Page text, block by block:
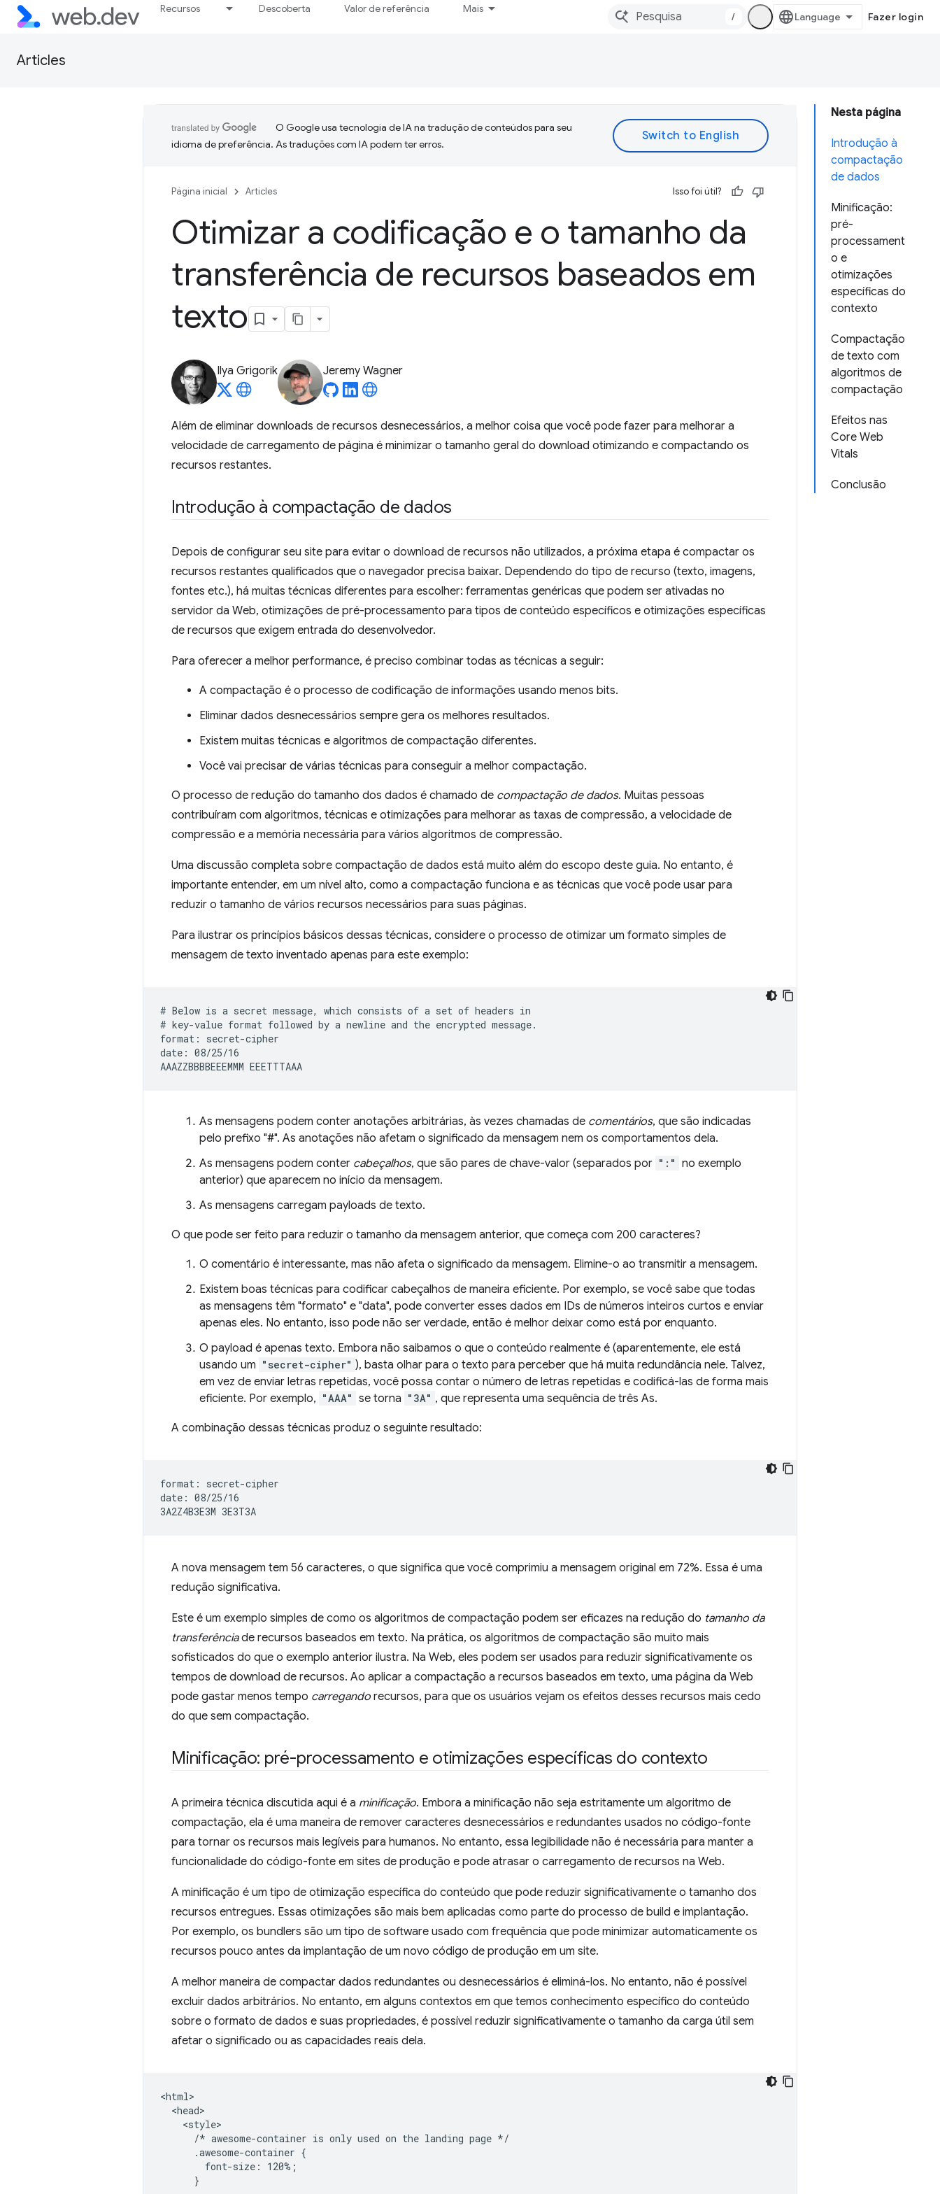
Recursos Descoberta Valor de referência Mais
/ Fazer login
Articles
Nesta página
Introdução à
compactação
de dados
Minificação:
pré-
processament
o e
otimizações
específicas do
contexto
Compactação
de texto com
algoritmos de
compactação
Efeitos nas
Core Web
Vitals
Conclusão
O Google usa tecnologia de IA na tradução de conteúdos para seu
idioma de preferência. As traduções com IA podem ter erros.
Página inicial Articles Isso foi útil?
Otimizar a codificação e o tamanho da
transferência de recursos baseados em
texto
Ilya Grigorik Jeremy Wagner
Além de eliminar downloads de recursos desnecessários, a melhor coisa que você pode fazer para melhorar a
velocidade de carregamento de página é minimizar o tamanho geral do download otimizando e compactando os
recursos restantes.
Introdução à compactação de dados
Depois de configurar seu site para evitar o download de recursos não utilizados, a próxima etapa é compactar os
recursos restantes qualificados que o navegador precisa baixar. Dependendo do tipo de recurso (texto, imagens,
fontes etc.), há muitas técnicas diferentes para escolher: ferramentas genéricas que podem ser ativadas no
servidor da Web, otimizações de pré-processamento para tipos de conteúdo específicos e otimizações específicas
de recursos que exigem entrada do desenvolvedor.
Para oferecer a melhor performance, é preciso combinar todas as técnicas a seguir:
A compactação é o processo de codificação de informações usando menos bits.
Eliminar dados desnecessários sempre gera os melhores resultados.
Existem muitas técnicas e algoritmos de compactação diferentes.
Você vai precisar de várias técnicas para conseguir a melhor compactação.
O processo de redução do tamanho dos dados é chamado de compactação de dados. Muitas pessoas
contribuíram com algoritmos, técnicas e otimizações para melhorar as taxas de compressão, a velocidade de
compressão e a memória necessária para vários algoritmos de compressão.
Uma discussão completa sobre compactação de dados está muito além do escopo deste guia. No entanto, é
importante entender, em um nível alto, como a compactação funciona e as técnicas que você pode usar para
reduzir o tamanho de vários recursos necessários para suas páginas.
Para ilustrar os princípios básicos dessas técnicas, considere o processo de otimizar um formato simples de
mensagem de texto inventado apenas para este exemplo:
# Below is a secret message, which consists of a set of headers in
# key-value format followed by a newline and the encrypted message.
format: secret-cipher
date: 08/25/16
As mensagens podem conter anotações arbitrárias, às vezes chamadas de comentários, que são indicadas
pelo prefixo "#". As anotações não afetam o significado da mensagem nem os comportamentos dela.
As mensagens podem conter cabeçalhos, que são pares de chave-valor (separados por ":" no exemplo
anterior) que aparecem no início da mensagem.
As mensagens carregam payloads de texto.
O que pode ser feito para reduzir o tamanho da mensagem anterior, que começa com 200 caracteres?
O comentário é interessante, mas não afeta o significado da mensagem. Elimine-o ao transmitir a mensagem.
Existem boas técnicas para codificar cabeçalhos de maneira eficiente. Por exemplo, se você sabe que todas
as mensagens têm "formato" e "data", pode converter esses dados em IDs de números inteiros curtos e enviar
apenas eles. No entanto, isso pode não ser verdade, então é melhor deixar como está por enquanto.
O payload é apenas texto. Embora não saibamos o que o conteúdo realmente é (aparentemente, ele está
usando um "secret-cipher" ), basta olhar para o texto para perceber que há muita redundância nele. Talvez,
em vez de enviar letras repetidas, você possa contar o número de letras repetidas e codificá-las de forma mais
eficiente. Por exemplo, "AAA" se torna "3A" , que representa uma sequência de três As.
A combinação dessas técnicas produz o seguinte resultado:
format: secret-cipher
date: 08/25/16
A nova mensagem tem 56 caracteres, o que significa que você comprimiu a mensagem original em 72%. Essa é uma
redução significativa.
Este é um exemplo simples de como os algoritmos de compactação podem ser eficazes na redução do tamanho da
transferênciade recursos baseados em texto. Na prática, os algoritmos de compactação são muito mais
sofisticados do que o exemplo anterior ilustra. Na Web, eles podem ser usados para reduzir significativamente os
tempos de download de recursos. Ao aplicar a compactação a recursos baseados em texto, uma página da Web
pode gastar menos tempo carregando recursos, para que os usuários vejam os efeitos desses recursos mais cedo
do que sem compactação.
Minificação: pré-processamento e otimizações específicas do contexto
A primeira técnica discutida aqui é a minificação. Embora a minificação não seja estritamente um algoritmo de
compactação, ela é uma maneira de remover caracteres desnecessários e redundantes usados no código-fonte
para tornar os recursos mais legíveis para humanos. No entanto, essa legibilidade não é necessária para manter a
funcionalidade do código-fonte em sites de produção e pode atrasar o carregamento de recursos na Web.
A minificação é um tipo de otimização específica do conteúdo que pode reduzir significativamente o tamanho dos
recursos entregues. Essas otimizações são mais bem aplicadas como parte do processo de build e implantação.
Por exemplo, os bundlers são um tipo de software usado com frequência que pode minimizar automaticamente os
recursos pouco antes da implantação de um novo código de produção em um site.
A melhor maneira de compactar dados redundantes ou desnecessários é eliminá-los. No entanto, não é possível
excluir dados arbitrários. No entanto, em alguns contextos em que temos conhecimento específico do conteúdo
sobre o formato de dados e suas propriedades, é possível reduzir significativamente o tamanho da carga útil sem
afetar o significado ou as capacidades reais dela.
<html>
  <head>
    <style>
      /* awesome-container is only used on the landing page */
      .awesome-container {
        font-size: 120%;
      }